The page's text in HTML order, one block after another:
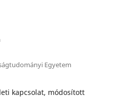
Egyetem
kapcsolat, módosított